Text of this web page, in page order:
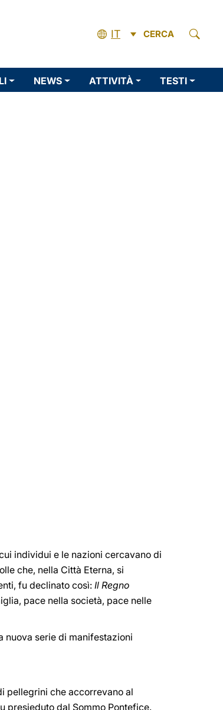
IT CERCA
NEWS ATTIVITÀ TESTI
individui e le nazioni cercavano di
che, nella Città Eterna, si
fu declinato così:Il Regno
pace nella società, pace nelle
nuova serie di manifestazioni
pellegrini che accorrevano al
presieduto dal Sommo Pontefice.